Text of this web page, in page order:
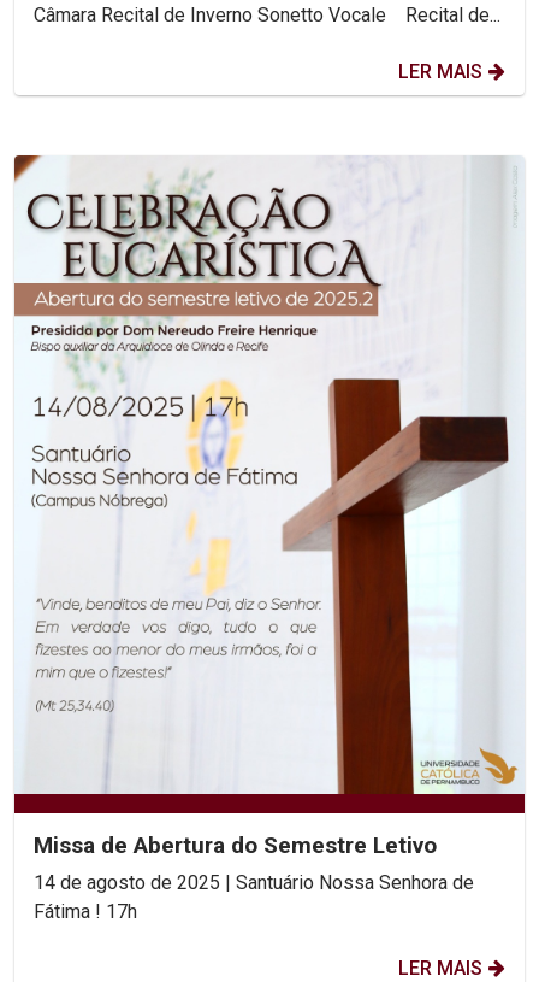
Câmara Recital de Inverno Sonetto Vocale Recital de...
LER MAIS
Missa de Abertura do Semestre Letivo
14 de agosto de 2025 | Santuário Nossa Senhora de
Fátima ! 17h
LER MAIS